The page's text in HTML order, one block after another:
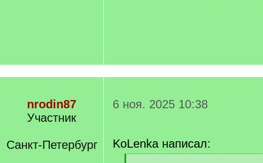
nrodin87
Участник
Санкт-Петербург
6 ноя. 2025 10:38
KoLenka написал: